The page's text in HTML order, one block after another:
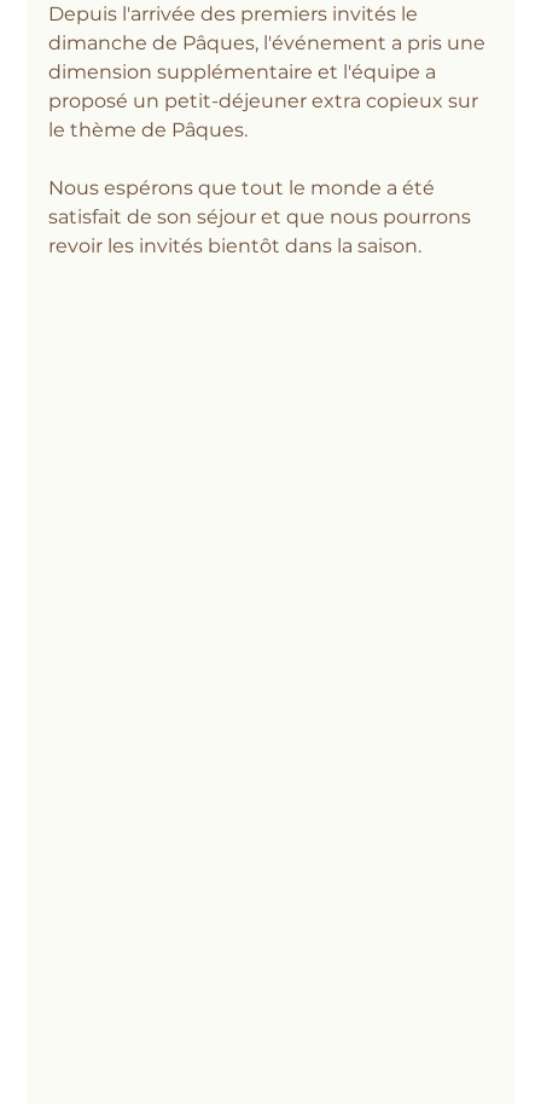
Depuis l'arrivée des premiers invités le
dimanche de Pâques, l'événement a pris une
dimension supplémentaire et l'équipe a
proposé un petit-déjeuner extra copieux sur
le thème de Pâques.
Nous espérons que tout le monde a été
satisfait de son séjour et que nous pourrons
revoir les invités bientôt dans la saison.